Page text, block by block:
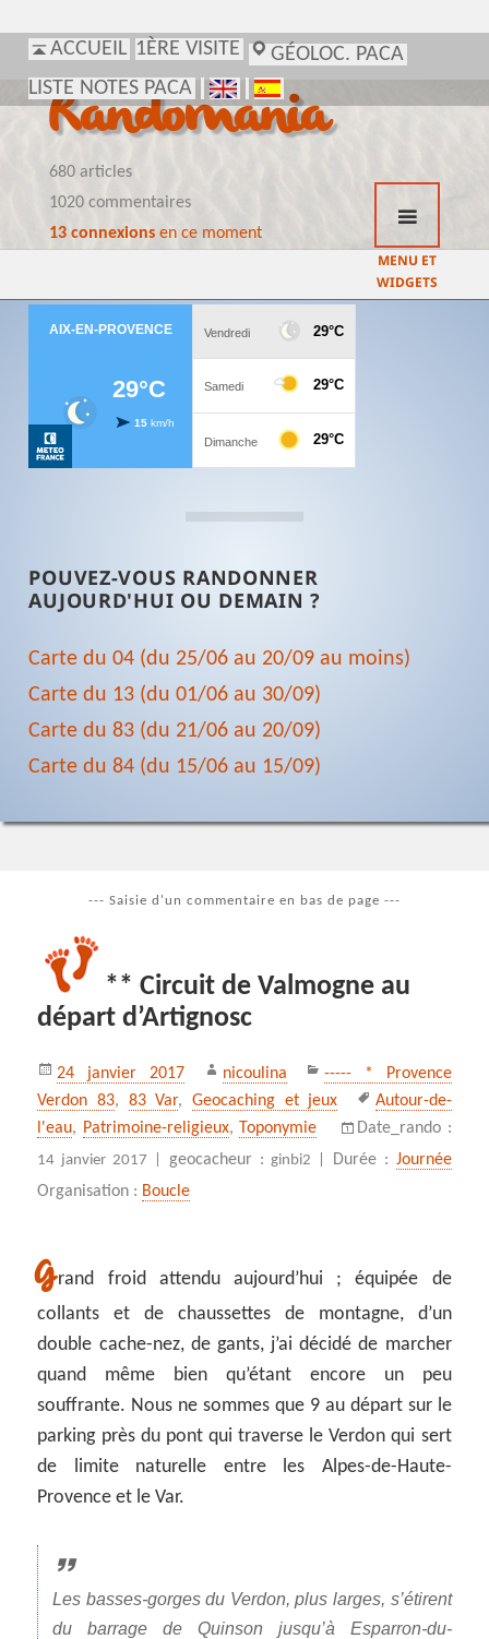
ACCUEIL 1ÈRE VISITE
GÉOLOC. PACA
LISTE NOTES PACA
Randomania
680 articles
1020 commentaires
13 connexionsen ce moment
MENU ET
WIDGETS
POUVEZ-VOUS RANDONNER
AUJOURD'HUI OU DEMAIN ?
Carte du 04 (du 25/06 au 20/09 au moins)
Carte du 13 (du 01/06 au 30/09)
Carte du 83 (du 21/06 au 20/09)
Carte du 84 (du 15/06 au 15/09)
--- Saisie d'un commentaire en bas de page ---
** Circuit de Valmogne au
départ d’Artignosc
Publié
le
24 janvier 2017 Auteur
nicoulina Catégories
----- * Provence
Verdon 83, 83 Var,Geocaching et jeux
Mots-
clés
Autour-de-
l'eau, Patrimoine-religieux, Toponymie Date_rando :
14 janvier 2017 | geocacheur :ginbi2 | Durée : Journée
Organisation : Boucle
Grand froid attendu aujourd’hui ; équipée de
collants et de chaussettes de montagne, d’un
double cache-nez, de gants, j’ai décidé de marcher
quand même bien qu’étant encore un peu
souffrante. Nous ne sommes que 9 au départ sur le
parking près du pont qui traverse le Verdon qui sert
de limite naturelle entre les Alpes-de-Haute-
Provence et le Var.
Les basses-gorges du Verdon, plus larges, s’étirent
du barrage de Quinson jusqu’à Esparron-du-